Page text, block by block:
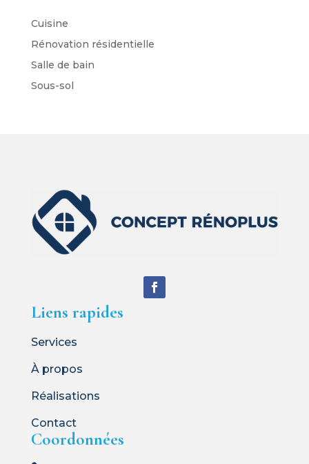
Cuisine
Rénovation résidentielle
Salle de bain
Sous-sol
Liens rapides
Services
À propos
Réalisations
Contact
Coordonnées